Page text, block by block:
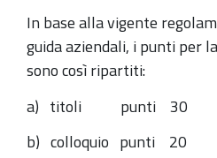
In base alla vigente
guida aziendali, i punti per
sono così ripartiti:
a) titoli punti 30
b) colloquio punti 20